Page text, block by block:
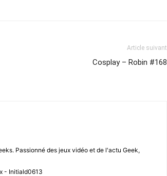
Article suivant
Cosplay – Robin #168
Passionné des jeux vidéo et de l'actu Geek,
- Initiald0613